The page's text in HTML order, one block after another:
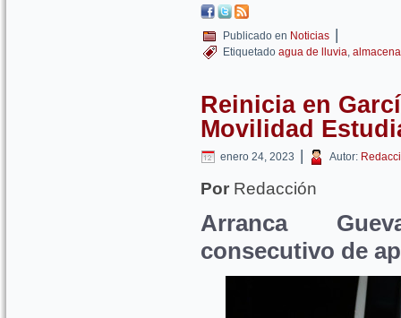
Publicado en Noticias |
Etiquetado agua de lluvia,
Reinicia en
Movilidad
enero 24, 2023 | Autor:
Por Redacción
Arranca
consecutivo de